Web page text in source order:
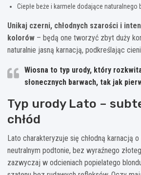
Ciepłe beże i karmele dodające naturalnego
Unikaj czerni, chłodnych szarości i
kolorów – będą one tworzyć zbyt duży
naturalnie jasną karnacją, podkreślając
Wiosna to typ urody, który
słonecznych barwach, tak jak
Typ urody Lato –
chłód
Lato charakteryzuje się chłodną karnacją
neutralnym podtonie, bez wyraźnego
zazwyczaj w odcieniach popielatego